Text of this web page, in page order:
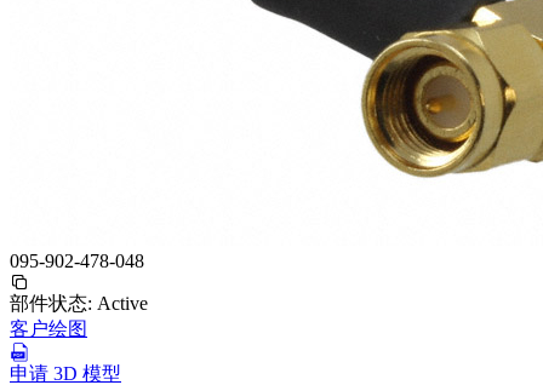
095-902-478-048
部件状态: Active
客户绘图
申请 3D 模型